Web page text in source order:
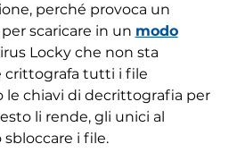
perché provoca un
scaricare in un modo
Locky che non sta
tutti i file
le chiavi di decrittografia per
li rende, gli unici al
i file.